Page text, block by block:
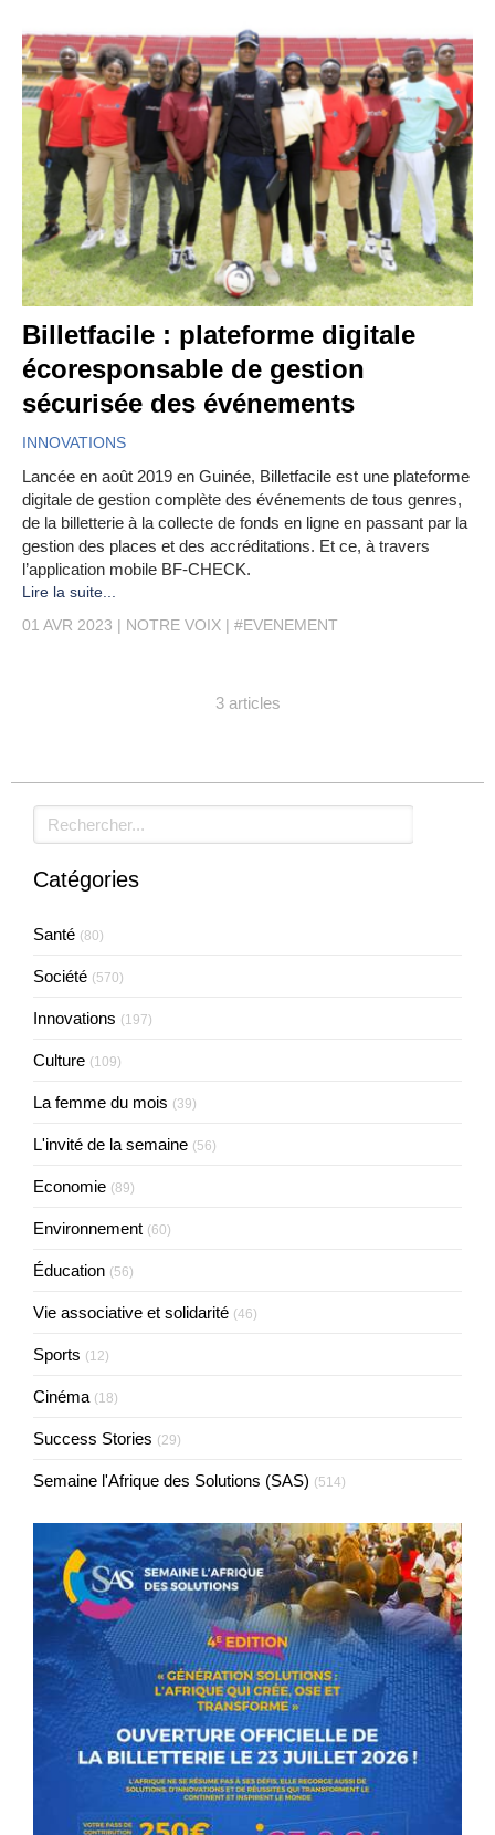
Billetfacile : plateforme digitale
écoresponsable de gestion
sécurisée des événements
INNOVATIONS
Lancée en août 2019 en Guinée, Billetfacile est une plateforme
digitale de gestion complète des événements de tous genres,
de la billetterie à la collecte de fonds en ligne en passant par la
gestion des places et des accréditations. Et ce, à travers
l’application mobile BF-CHECK.
Lire la suite...
01 AVR 2023
NOTRE VOIX #EVENEMENT
3 articles
Rechercher
Catégories
Santé (80)
Société (570)
Innovations (197)
Culture (109)
La femme du mois (39)
L'invité de la semaine (56)
Economie (89)
Environnement (60)
Éducation (56)
Vie associative et solidarité (46)
Sports (12)
Cinéma (18)
Success Stories (29)
Semaine l'Afrique des Solutions (SAS) (514)